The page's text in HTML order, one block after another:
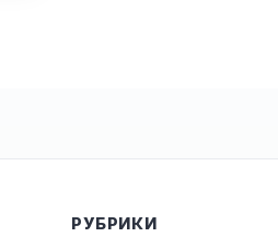
РУБРИКИ